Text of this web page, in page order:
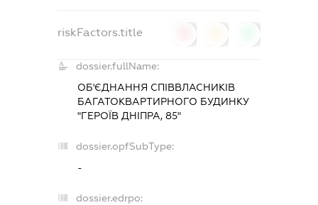
riskFactors.title
dossier.fullName:
ОБ'ЄДНАННЯ СПІВВЛАСНИКІВ
БАГАТОКВАРТИРНОГО БУДИНКУ
"ГЕРОЇВ ДНІПРА, 85"
dossier.opfSubType:
-
dossier.edrpo: